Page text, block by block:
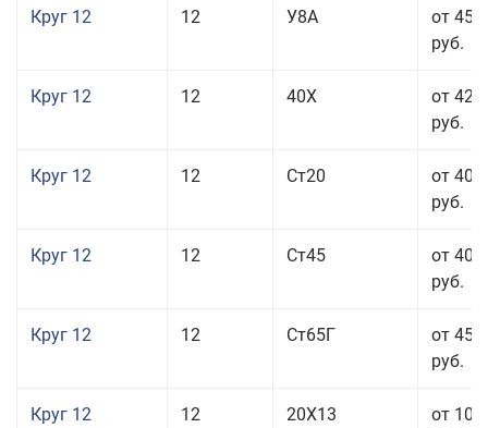
Круг 12 12 У8А
от 45
руб.
Круг 12 12 40Х
от 42
руб.
Круг 12 12 Ст20
от 40
руб.
Круг 12 12 Ст45
от 40
руб.
Круг 12 12 Ст65Г
от 45
руб.
Круг 12 12 20Х13
от 103